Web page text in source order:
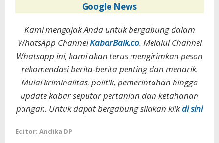
Google News
Kami mengajak Anda untuk bergabung dalam
WhatsApp ChannelKabarBaik.co. Melalui Channel
Whatsapp ini, kami akan terus mengirimkan pesan
rekomendasi berita-berita penting dan menarik.
Mulai kriminalitas, politik, pemerintahan hingga
update kabar seputar pertanian dan ketahanan
pangan. Untuk dapat bergabung silakan klikdi sini
Editor: Andika DP